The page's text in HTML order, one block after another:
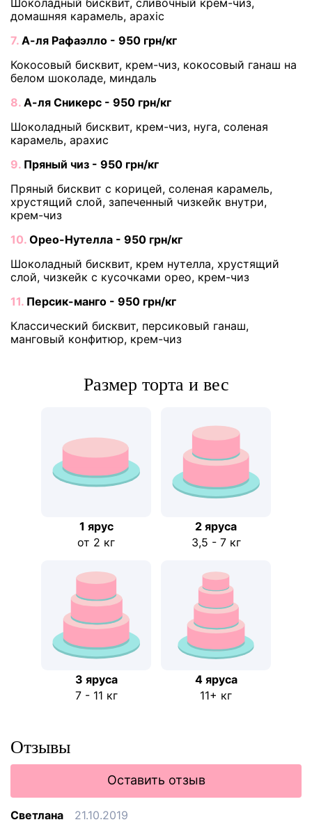
Шоколадный бисквит, сливочный крем-чиз,
домашняя карамель, арахіс
7. А-ля Рафаэлло - 950 грн/кг
Кокосовый бисквит, крем-чиз, кокосовый ганаш на
белом шоколаде, миндаль
8. А-ля Сникерс - 950 грн/кг
Шоколадный бисквит, крем-чиз, нуга, соленая
карамель, арахис
9. Пряный чиз - 950 грн/кг
Пряный бисквит с корицей, соленая карамель,
хрустящий слой, запеченный чизкейк внутри,
крем-чиз
10. Орео-Нутелла - 950 грн/кг
Шоколадный бисквит, крем нутелла, хрустящий
слой, чизкейк с кусочками орео, крем-чиз
11. Персик-манго - 950 грн/кг
Классический бисквит, персиковый ганаш,
манговый конфитюр, крем-чиз
Размер торта и вес
1 ярус
от 2 кг
2 ярусa
3,5 - 7 кг
3 яруса
7 - 11 кг
4 яруса
11+ кг
Отзывы
Оставить отзыв
Светлана 21.10.2019